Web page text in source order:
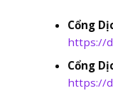
Cổng
https://
Cổng
https://